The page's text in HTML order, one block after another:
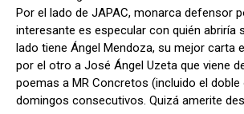
Por el lado de JAPAC, monarca defensor
interesante es especular con quién abriría
lado tiene Ángel Mendoza, su mejor carta
por el otro a José Ángel Uzeta que viene
poemas a MR Concretos (incluido el doble
domingos consecutivos. Quizá amerite